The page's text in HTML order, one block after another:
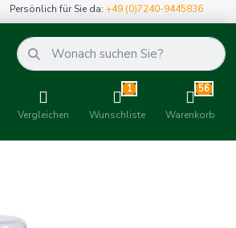
Persönlich für Sie da:+49 (0)7240-9445836
Vergleichen
1
Wunschliste
56
Warenkorb